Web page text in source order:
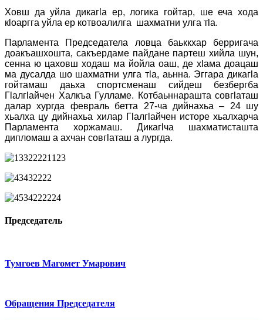
Ховш да уйла дикагӏа ер, логика гойтар, ше еча хода
кӏоаргга уйла ер котвоалилга шахматни улга тӏа.
Парламента Председатела ловца баьккхар берригача
доакъашхошта, сакъердаме пайдане партеш хийла шун,
сенна ю цаховш ходаш ма йойла оаш, де хӏама доацаш
ма дусалда шо шахматни улга тӏа, аьнна. Эггара дикагӏа
гойтамаш даьха спортсменаш сийдеш безбергба
Гӏалгӏайчен Халкъа Гулламе. Котбаьннарашта совгӏаташ
далар хургда февраль бетта 27-ча дийнахьа – 24 шу
хьалха цу дийнахьа хилар Гӏалгӏайчен исторе хьалхарча
Парламента хоржамаш. Дикагӏча шахматисташта
дипломаш а ахчан совгӏаташ а лургда.
Председатель
Тумгоев Магомет Умарович
Обращения Председателя